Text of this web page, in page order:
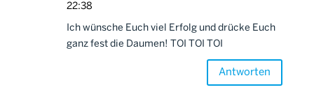
22:38
Ich wünsche Euch viel Erfolg und drücke Euch
ganz fest die Daumen! TOI TOI TOI
Antworten